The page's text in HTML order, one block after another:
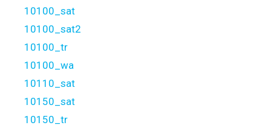
10100_sat
10100_sat2
10100_tr
10100_wa
10110_sat
10150_sat
10150_tr